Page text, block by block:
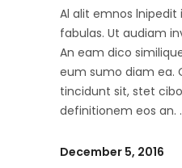
Al alit emnos
fabulas. Ut audiam
An eam dico
eum sumo diam ea.
tincidunt sit, stet
definitionem eos an.
December 5, 2016